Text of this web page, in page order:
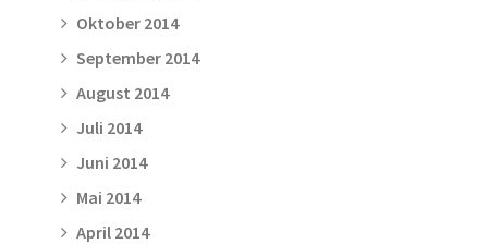
Oktober 2014
September 2014
August 2014
Juli 2014
Juni 2014
Mai 2014
April 2014